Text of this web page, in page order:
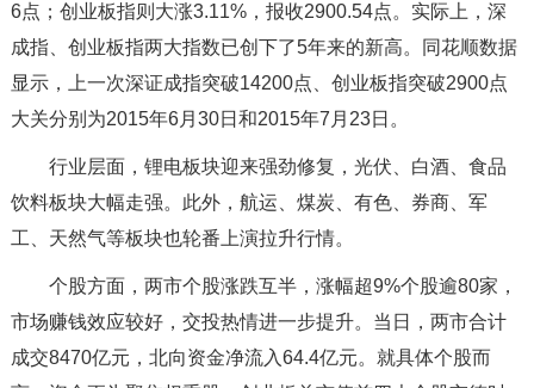
6点；创业板指则大涨3.11%，报收2900.54点。实际上，深
成指、创业板指两大指数已创下了5年来的新高。同花顺数据
显示，上一次深证成指突破14200点、创业板指突破2900点
大关分别为2015年6月30日和2015年7月23日。
行业层面，锂电板块迎来强劲修复，光伏、白酒、食品
饮料板块大幅走强。此外，航运、煤炭、有色、券商、军
工、天然气等板块也轮番上演拉升行情。
个股方面，两市个股涨跌互半，涨幅超9%个股逾80家，
市场赚钱效应较好，交投热情进一步提升。当日，两市合计
成交8470亿元，北向资金净流入64.4亿元。就具体个股而